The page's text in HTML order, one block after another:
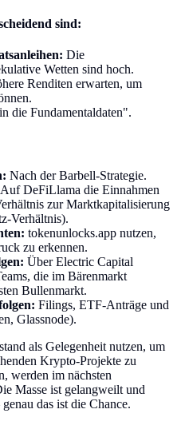
sind:
Die
Wetten sind hoch.
Renditen erwarten, um
die Fundamentaldaten".
Nach der Barbell-Strategie.
Auf DeFiLlama die Einnahmen
zur Marktkapitalisierung
Verhältnis).
tokenunlocks.app nutzen,
zu erkennen.
Über Electric Capital
die im Bärenmarkt
Bullenmarkt.
Filings, ETF-Anträge und
Glassnode).
als Gelegenheit nutzen, um
Krypto-Projekte zu
werden im nächsten
Masse ist gelangweilt und
das ist die Chance.